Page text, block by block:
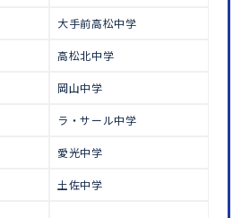
大手前高松中学
高松北中学
岡山中学
ラ・サール中学
愛光中学
土佐中学